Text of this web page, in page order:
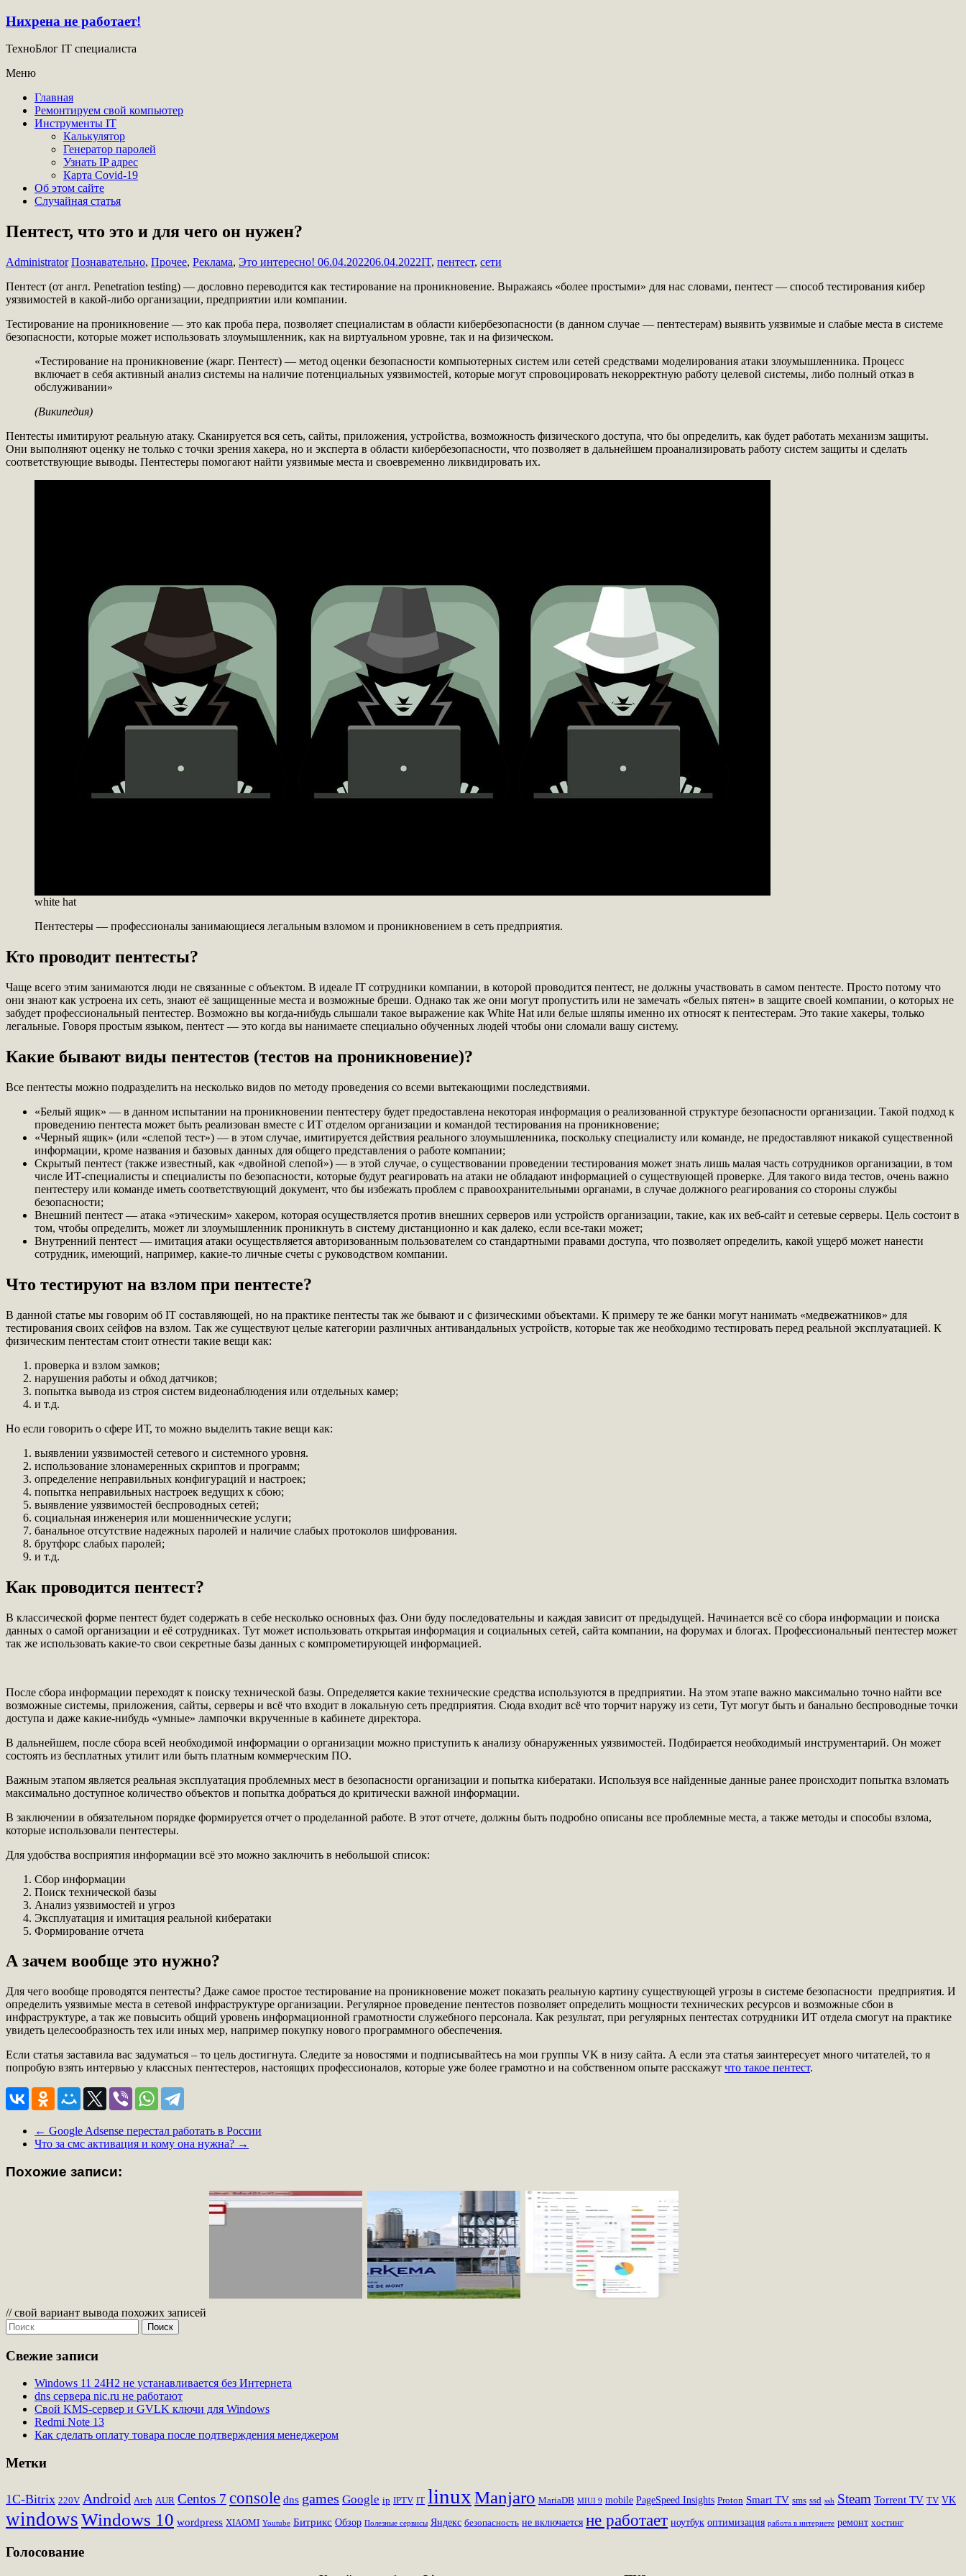
Нихрена не работает!
ТехноБлог IT специалиста
Меню
Главная
Ремонтируем свой компьютер
Инструменты IT
Калькулятор
Генератор паролей
Узнать IP адрес
Карта Covid-19
Об этом сайте
Случайная статья
Пентест, что это и для чего он нужен?
Administrator Познавательно, Прочее, Реклама, Это интересно! 06.04.202206.04.2022IT, пентест, сети
Пентест (от англ. Penetration testing) — дословно переводится как тестирование на проникновение. Выражаясь «более простыми» для нас словами, пентест — способ тестирования кибер
уязвимостей в какой-либо организации, предприятии или компании.
Тестирование на проникновение — это как проба пера, позволяет специалистам в области кибербезопасности (в данном случае — пентестерам) выявить уязвимые и слабые места в системе
безопасности, которые может использовать злоумышленник, как на виртуальном уровне, так и на физическом.
«Тестирование на проникновение (жарг. Пентест) — метод оценки безопасности компьютерных систем или сетей средствами моделирования атаки злоумышленника. Процесс
включает в себя активный анализ системы на наличие потенциальных уязвимостей, которые могут спровоцировать некорректную работу целевой системы, либо полный отказ в
обслуживании»
(Википедия)
Пентесты имитируют реальную атаку. Сканируется вся сеть, сайты, приложения, устройства, возможность физического доступа, что бы определить, как будет работать механизм защиты.
Они выполняют оценку не только с точки зрения хакера, но и эксперта в области кибербезопасности, что позволяет в дальнейшем проанализировать работу систем защиты и сделать
соответствующие выводы. Пентестеры помогают найти уязвимые места и своевременно ликвидировать их.
white hat
Пентестеры — профессионалы занимающиеся легальным взломом и проникновением в сеть предприятия.
Кто проводит пентесты?
Чаще всего этим занимаются люди не связанные с объектом. В идеале IT сотрудники компании, в которой проводится пентест, не должны участвовать в самом пентесте. Просто потому что
они знают как устроена их сеть, знают её защищенные места и возможные бреши. Однако так же они могут пропустить или не замечать «белых пятен» в защите своей компании, о которых не
забудет профессиональный пентестер. Возможно вы когда-нибудь слышали такое выражение как White Hat или белые шляпы именно их относят к пентестерам. Это такие хакеры, только
легальные. Говоря простым языком, пентест — это когда вы нанимаете специально обученных людей чтобы они сломали вашу систему.
Какие бывают виды пентестов (тестов на проникновение)?
Все пентесты можно подразделить на несколько видов по методу проведения со всеми вытекающими последствиями.
«Белый ящик» — в данном испытании на проникновении пентестеру будет предоставлена некоторая информация о реализованной структуре безопасности организации. Такой подход к
проведению пентеста может быть реализован вместе с ИТ отделом организации и командой тестирования на проникновение;
«Черный ящик» (или «слепой тест») — в этом случае, имитируется действия реального злоумышленника, поскольку специалисту или команде, не предоставляют никакой существенной
информации, кроме названия и базовых данных для общего представления о работе компании;
Скрытый пентест (также известный, как «двойной слепой») — в этой случае, о существовании проведении тестирования может знать лишь малая часть сотрудников организации, в том
числе ИТ-специалисты и специалисты по безопасности, которые будут реагировать на атаки не обладают информацией о существующей проверке. Для такого вида тестов, очень важно
пентестеру или команде иметь соответствующий документ, что бы избежать проблем с правоохранительными органами, в случае должного реагирования со стороны службы
безопасности;
Внешний пентест — атака «этическим» хакером, которая осуществляется против внешних серверов или устройств организации, такие, как их веб-сайт и сетевые серверы. Цель состоит в
том, чтобы определить, может ли злоумышленник проникнуть в систему дистанционно и как далеко, если все-таки может;
Внутренний пентест — имитация атаки осуществляется авторизованным пользователем со стандартными правами доступа, что позволяет определить, какой ущерб может нанести
сотрудник, имеющий, например, какие-то личные счеты с руководством компании.
Что тестируют на взлом при пентесте?
В данной статье мы говорим об IT составляющей, но на практике пентесты так же бывают и с физическими объектами. К примеру те же банки могут нанимать «медвежатников» для
тестирования своих сейфов на взлом. Так же существуют целые категории различных антивандальных устройств, которые так же необходимо тестировать перед реальной эксплуатацией. К
физическим пентестам стоит отнести такие вещи как:
проверка и взлом замков;
нарушения работы и обход датчиков;
попытка вывода из строя систем видеонаблюдения или отдельных камер;
и т.д.
Но если говорить о сфере ИТ, то можно выделить такие вещи как:
выявлении уязвимостей сетевого и системного уровня.
использование злонамеренных скриптов и программ;
определение неправильных конфигураций и настроек;
попытка неправильных настроек ведущих к сбою;
выявление уязвимостей беспроводных сетей;
социальная инженерия или мошеннические услуги;
банальное отсутствие надежных паролей и наличие слабых протоколов шифрования.
брутфорс слабых паролей;
и т.д.
Как проводится пентест?
В классической форме пентест будет содержать в себе несколько основных фаз. Они буду последовательны и каждая зависит от предыдущей. Начинается всё со сбора информации и поиска
данных о самой организации и её сотрудниках. Тут может использовать открытая информация и социальных сетей, сайта компании, на форумах и блогах. Профессиональный пентестер может
так же использовать какие-то свои секретные базы данных с компрометирующей информацией.
После сбора информации переходят к поиску технической базы. Определяется какие технические средства используются в предприятии. На этом этапе важно максимально точно найти все
возможные системы, приложения, сайты, серверы и всё что входит в локальную сеть предприятия. Сюда входит всё что торчит наружу из сети, Тут могут быть и банально беспроводные точки
доступа и даже какие-нибудь «умные» лампочки вкрученные в кабинете директора.
В дальнейшем, после сбора всей необходимой информации о организации можно приступить к анализу обнаруженных уязвимостей. Подбирается необходимый инструментарий. Он может
состоять из бесплатных утилит или быть платным коммерческим ПО.
Важным этапом является реальная эксплуатация проблемных мест в безопасности организации и попытка кибератаки. Используя все найденные данные ранее происходит попытка взломать
максимально доступное количество объектов и попытка добраться до критически важной информации.
В заключении в обязательном порядке формируется отчет о проделанной работе. В этот отчете, должны быть подробно описаны все проблемные места, а также методы и способы взлома,
которые использовали пентестеры.
Для удобства восприятия информации всё это можно заключить в небольшой список:
Сбор информации
Поиск технической базы
Анализ уязвимостей и угроз
Эксплуатация и имитация реальной кибератаки
Формирование отчета
А зачем вообще это нужно?
Для чего вообще проводятся пентесты? Даже самое простое тестирование на проникновение может показать реальную картину существующей угрозы в системе безопасности предприятия. И
определить уязвимые места в сетевой инфраструктуре организации. Регулярное проведение пентестов позволяет определить мощности технических ресурсов и возможные сбои в
инфраструктуре, а так же повысить общий уровень информационной грамотности служебного персонала. Как результат, при регулярных пентестах сотрудники ИТ отдела смогут на практике
увидеть целесообразность тех или иных мер, например покупку нового программного обеспечения.
Если статья заставила вас задуматься – то цель достигнута. Следите за новостями и подписывайтесь на мои группы VK в низу сайта. А если эта статья заинтересует много читателей, то я
попробую взять интервью у классных пентестеров, настоящих профессионалов, которые уже более грамотно и на собственном опыте расскажут что такое пентест.
← Google Adsense перестал работать в России
Что за смс активация и кому она нужна? →
Похожие записи:
// свой вариант вывода похожих записей
Свежие записи
Windows 11 24H2 не устанавливается без Интернета
dns сервера nic.ru не работают
Свой KMS-сервер и GVLK ключи для Windows
Redmi Note 13
Как сделать оплату товара после подтверждения менеджером
Метки
1C-Bitrix 220V Android Arch AUR Centos 7 console dns games Google ip IPTV IT linuxManjaro MariaDB MIUI 9 mobile PageSpeed Insights Proton Smart TV sms ssd ssh Steam Torrent TV TV VK
windowsWindows 10 wordpress XIAOMI Youtube Битрикс Обзор Полезные сервисы Яндекс безопасность не включается не работает ноутбук оптимизация работа в интернете ремонт хостинг
Голосование